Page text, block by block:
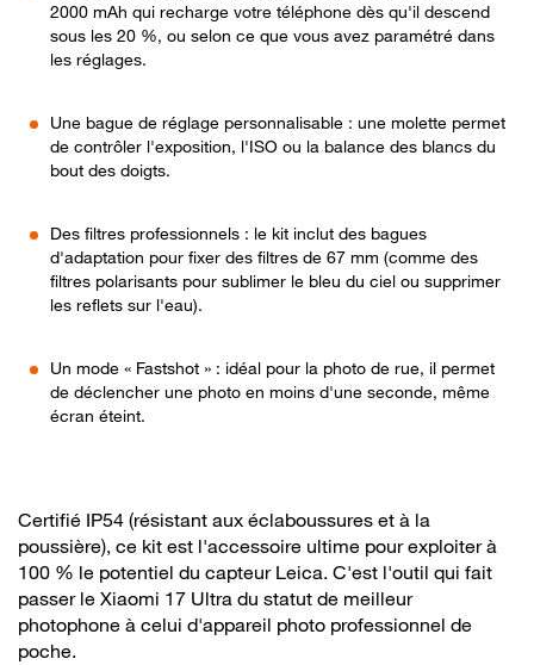
2000 mAh qui recharge votre téléphone dès qu'il descend
sous les 20 %, ou selon ce que vous avez paramétré dans
les réglages.
Une bague de réglage personnalisable : une molette permet
de contrôler l'exposition, l'ISO ou la balance des blancs du
bout des doigts.
Des filtres professionnels : le kit inclut des bagues
d'adaptation pour fixer des filtres de 67 mm (comme des
filtres polarisants pour sublimer le bleu du ciel ou supprimer
les reflets sur l'eau).
Un mode « Fastshot » : idéal pour la photo de rue, il permet
de déclencher une photo en moins d'une seconde, même
écran éteint.
Certifié IP54 (résistant aux éclaboussures et à la
poussière), ce kit est l'accessoire ultime pour exploiter à
100 % le potentiel du capteur Leica. C'est l'outil qui fait
passer le Xiaomi 17 Ultra du statut de meilleur
photophone à celui d'appareil photo professionnel de
poche.